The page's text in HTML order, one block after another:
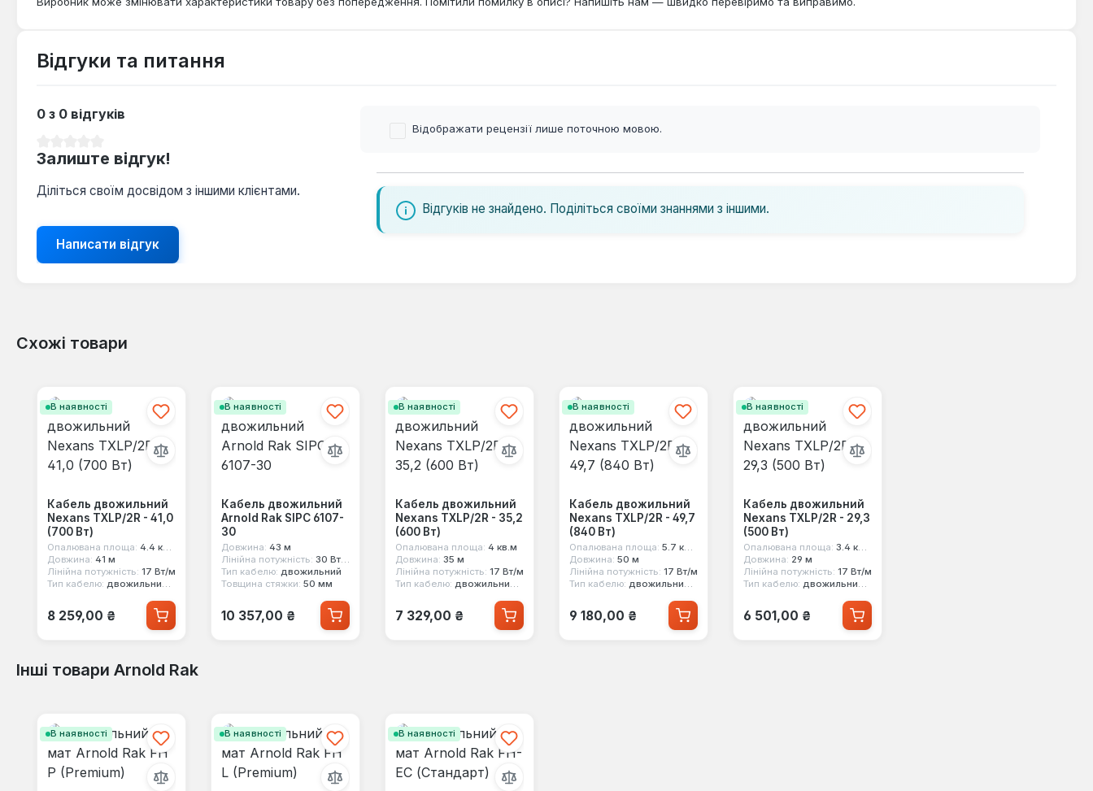
Відгуки та питання
0 з 0 відгуків
Залиште відгук!
Діліться своїм досвідом з іншими клієнтами.
Написати відгук
Відображати рецензії лише поточною мовою.
Відгуків не знайдено. Поділіться своїми знаннями з іншими.
Схожі товари
В наявності
Кабель двожильний
Nexans TXLP/2R - 41,0
(700 Вт)
Опалювана площа: 4.4 кв.м
Довжина: 41 м
Лінійна потужність: 17 Вт/м
Тип кабелю: двожильний екранований
Звичайна ціна:
8 259,00 ₴
В наявності
Кабель двожильний
Arnold Rak SIPC 6107-
30
Довжина: 43 м
Лінійна потужність: 30 Вт/м
Тип кабелю: двожильний
Товщина стяжки: 50 мм
Звичайна ціна:
10 357,00 ₴
В наявності
Кабель двожильний
Nexans TXLP/2R - 35,2
(600 Вт)
Опалювана площа: 4 кв.м
Довжина: 35 м
Лінійна потужність: 17 Вт/м
Тип кабелю: двожильний екранований
Звичайна ціна:
7 329,00 ₴
В наявності
Кабель двожильний
Nexans TXLP/2R - 49,7
(840 Вт)
Опалювана площа: 5.7 кв.м
Довжина: 50 м
Лінійна потужність: 17 Вт/м
Тип кабелю: двожильний екранований
Звичайна ціна:
9 180,00 ₴
В наявності
Кабель двожильний
Nexans TXLP/2R - 29,3
(500 Вт)
Опалювана площа: 3.4 кв.м
Довжина: 29 м
Лінійна потужність: 17 Вт/м
Тип кабелю: двожильний екранований
Звичайна ціна:
6 501,00 ₴
Інші товари Arnold Rak
В наявності В наявності В наявності